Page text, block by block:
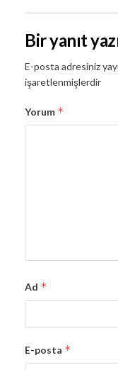
Bir yanıt
E-posta adresiniz
işaretlenmişlerdir
Yorum *
Ad *
E-posta *